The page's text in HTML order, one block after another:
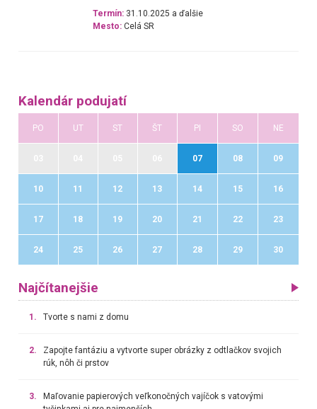
Termín: 31.10.2025 a ďalšie
Mesto: Celá SR
Kalendár podujatí
PO UT ST ŠT PI SO NE
07 08 09
10 11 12 13 14 15 16
17 18 19 20 21 22 23
24 25 26 27 28 29 30
Najčítanejšie
1. Tvorte s nami z domu
2.
Zapojte fantáziu a vytvorte super obrázky z odtlačkov svojich
rúk, nôh či prstov
3.
Maľovanie papierových veľkonočných vajíčok s vatovými